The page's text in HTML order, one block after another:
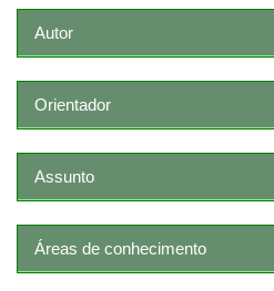
Autor
Orientador
Assunto
Áreas de conhecimento